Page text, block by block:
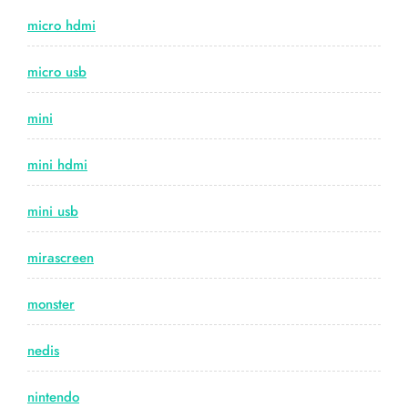
micro hdmi
micro usb
mini
mini hdmi
mini usb
mirascreen
monster
nedis
nintendo